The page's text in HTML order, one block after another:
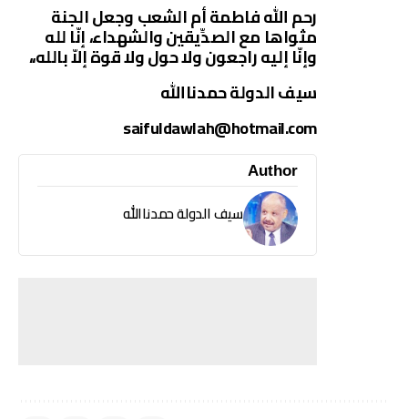
رحم الله فاطمة أم الشعب وجعل الجنة
مثواها مع الصدِّيقين والشهداء، إنّا لله
وإنّا إليه راجعون ولا حول ولا قوة إلاّ بالله،،
سيف الدولة حمدناالله
saifuldawlah@hotmail.com
Author
سيف الدولة حمدناالله